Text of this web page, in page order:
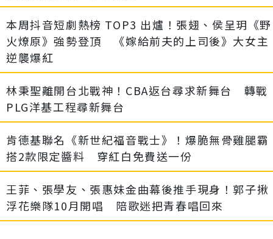
本周抖音短劇熱榜 TOP3 出爐！張翅、侯呈玥《野
火燎原》強勢登頂 《嫁給前夫的上司後》大女主
逆襲爆紅
林秉聖離開台北戰神！CBA返台尋求新舞台 轉戰
PLG洋基工程尋新舞台
肯德基聯名《新世紀福音戰士》！爆脆無骨雞腿霸
搭2款限定醬料 穿紅白免費送一份
王菲、張學友、張惠妹金曲幕後推手現身！郭子揪
浮花樂隊10月開唱 陪歌迷把青春唱回來